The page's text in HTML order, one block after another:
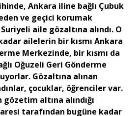
Ankara iline bağlı Çubuk
ve geçici korumak
aile gözaltına alındı. O
ailelerin bir kısmı Ankara
Merkezinde, bir kısmı da
Oğuzeli Geri Gönderme
Gözaltına alınan
çocuklar, öğrenciler var.
altına alındığı
tarafından bugüne kadar